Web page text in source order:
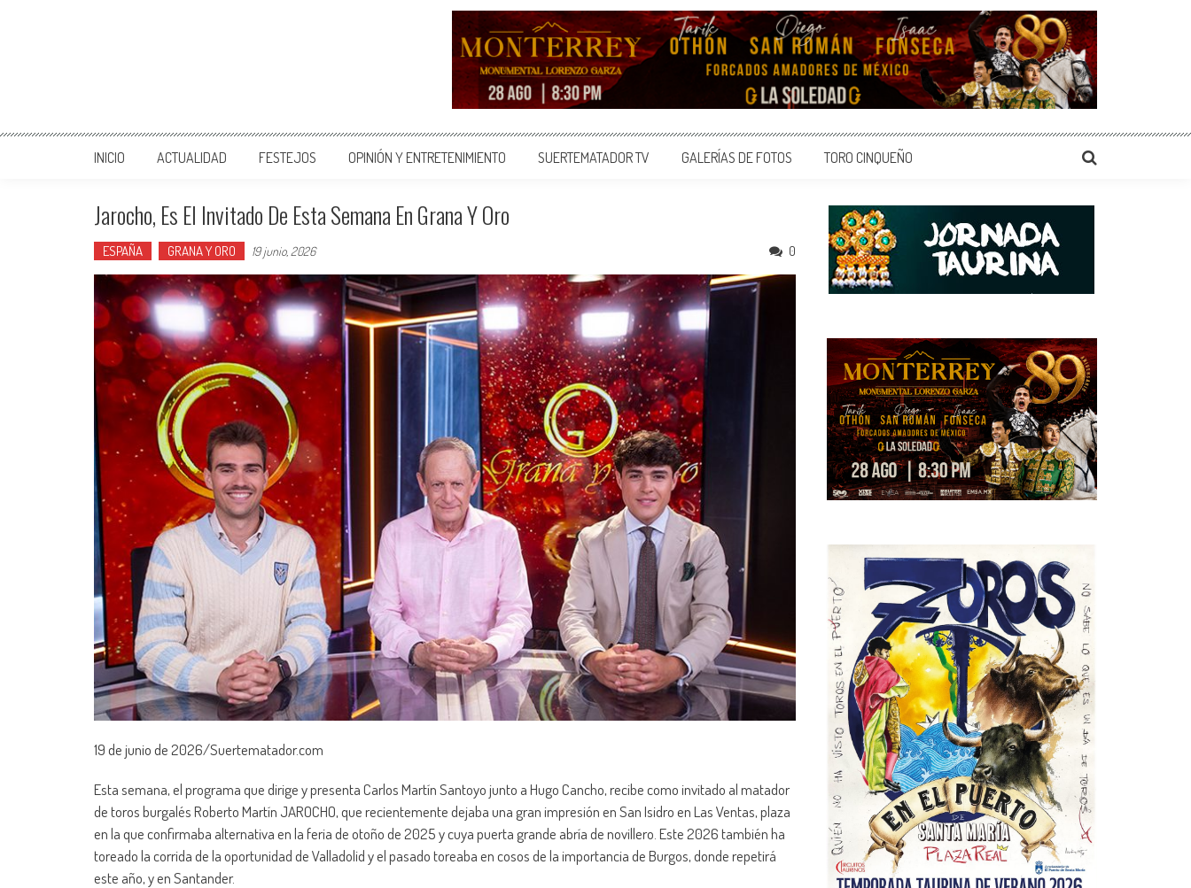
INICIO ACTUALIDAD FESTEJOS OPINIÓN Y ENTRETENIMIENTO SUERTEMATADOR TV GALERÍAS DE FOTOS TORO CINQUEÑO
Jarocho, Es El Invitado De Esta Semana En Grana Y Oro
ESPAÑA GRANA Y ORO 19 junio, 2026 0
19 de junio de 2026/Suertematador.com
Esta semana, el programa que dirige y presenta Carlos Martín Santoyo junto a Hugo Cancho, recibe como invitado al matador
de toros burgalés Roberto Martín JAROCHO, que recientemente dejaba una gran impresión en San Isidro en Las Ventas, plaza
en la que confirmaba alternativa en la feria de otoño de 2025 y cuya puerta grande abría de novillero. Este 2026 también ha
toreado la corrida de la oportunidad de Valladolid y el pasado toreaba en cosos de la importancia de Burgos, donde repetirá
este año, y en Santander.